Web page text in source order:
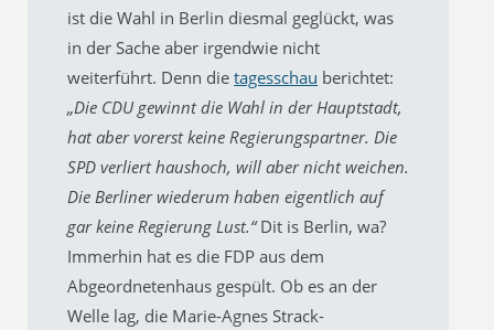
ist die Wahl in Berlin diesmal geglückt, was
in der Sache aber irgendwie nicht
weiterführt. Denn dietagesschau berichtet:
„Die CDU gewinnt die Wahl in der Hauptstadt,
hat aber vorerst keine Regierungspartner. Die
SPD verliert haushoch, will aber nicht weichen.
Die Berliner wiederum haben eigentlich auf
gar keine Regierung Lust.“Dit is Berlin, wa?
Immerhin hat es die FDP aus dem
Abgeordnetenhaus gespült. Ob es an der
Welle lag, die Marie-Agnes Strack-